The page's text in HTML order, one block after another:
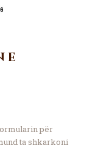
e
për
ta shkarkoni